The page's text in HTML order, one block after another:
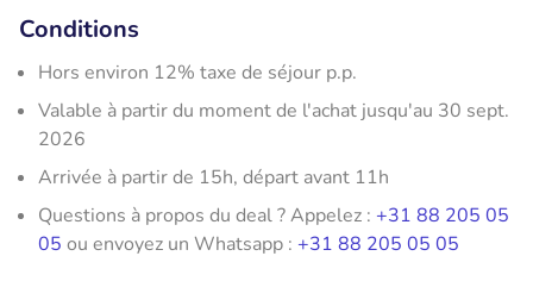
Conditions
Hors environ 12% taxe de séjour p.p.
Valable à partir du moment de l'achat jusqu'au 30 sept.
2026
Arrivée à partir de 15h, départ avant 11h
Questions à propos du deal ? Appelez : +31 88 205 05
05 ou envoyez un Whatsapp : +31 88 205 05 05